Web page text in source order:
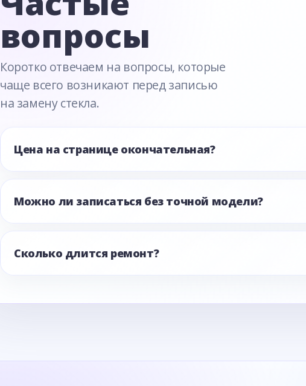
вопросы
Коротко отвечаем на вопросы, которые
чаще всего возникают перед записью
на замену стекла.
Цена на странице окончательная?
Можно ли записаться без точной модели?
Сколько длится ремонт?